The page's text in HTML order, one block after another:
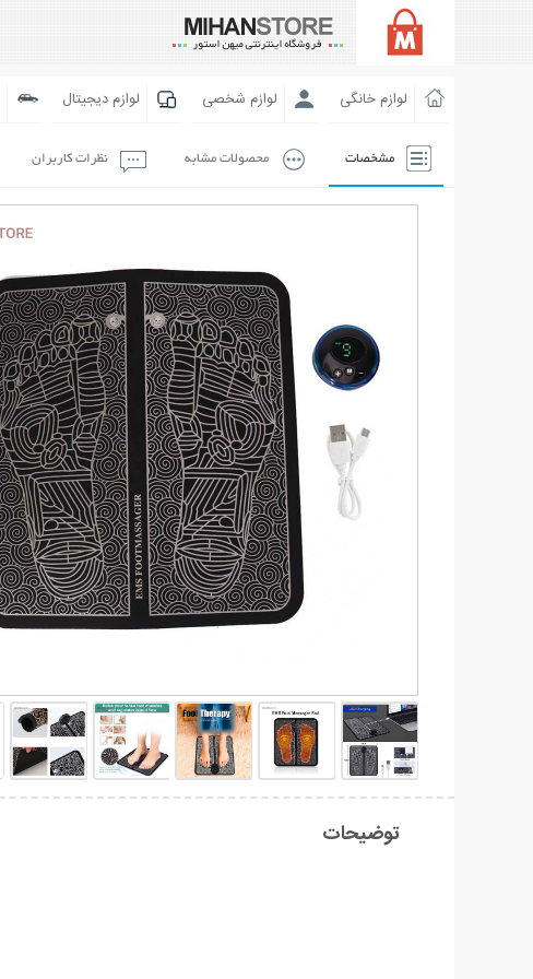
لوازم خانگی لوازم شخصی لوازم دیجیتال
مشخصات محصولات مشابه نظرات کاربران
توضیحات